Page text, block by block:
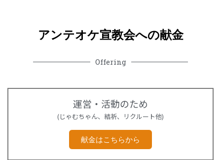
アンテオケ宣教会への献金
Offering
運営・活動のため
(じゃむちゃん、結祈、リクルート他)
献金はこちらから